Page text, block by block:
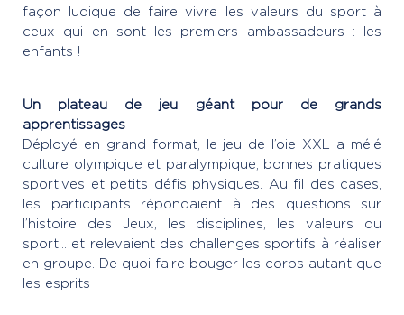
façon ludique de faire vivre les valeurs du sport à
ceux qui en sont les premiers ambassadeurs : les
enfants !
Un plateau de jeu géant pour de grands
apprentissages
Déployé en grand format, le jeu de l’oie XXL a mélé
culture olympique et paralympique, bonnes pratiques
sportives et petits défis physiques. Au fil des cases,
les participants répondaient à des questions sur
l’histoire des Jeux, les disciplines, les valeurs du
sport… et relevaient des challenges sportifs à réaliser
en groupe. De quoi faire bouger les corps autant que
les esprits !